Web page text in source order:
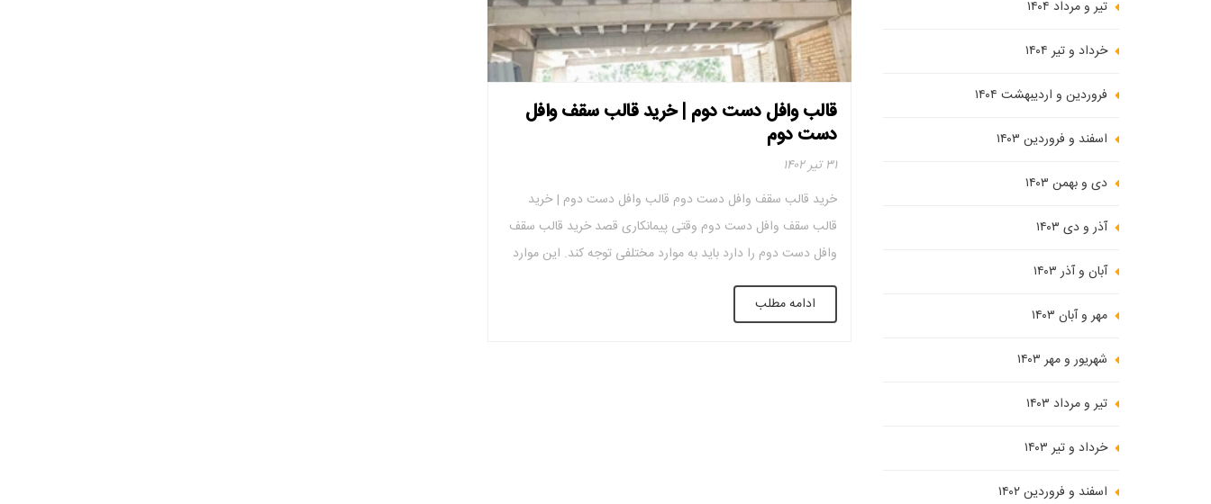
قالب وافل دست دوم | خرید قالب سقف وافل
دست دوم
۳۱ تیر ۱۴۰۲
خرید قالب سقف وافل دست دوم قالب وافل دست دوم | خرید
قالب سقف وافل دست دوم وقتی پیمانکاری قصد خرید قالب سقف
وافل دست دوم را دارد باید به موارد مختلفی توجه کند. این موارد
شامل: ۱) در هنگام خرید به برند قالب های کارکرده توجه کنید.
بنابراین یافتن یک شرکت معتبر در این […]
ادامه مطلب
تیر و مرداد ۱۴۰۴
خرداد و تیر ۱۴۰۴
فروردین و اردیبهشت ۱۴۰۴
اسفند و فروردین ۱۴۰۳
دی و بهمن ۱۴۰۳
آذر و دی ۱۴۰۳
آبان و آذر ۱۴۰۳
مهر و آبان ۱۴۰۳
شهریور و مهر ۱۴۰۳
تیر و مرداد ۱۴۰۳
خرداد و تیر ۱۴۰۳
اسفند و فروردین ۱۴۰۲